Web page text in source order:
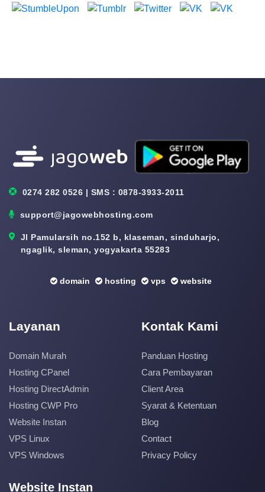
0274 282 0526 | SMS : 0878-3933-2011
support@jagowebhosting.com
Jl Pamularsih no.152 b, klaseman, sinduharjo,
ngaglik, sleman, yogyakarta 55283
domain hosting vps website
Layanan
Domain Murah
Hosting CPanel
Hosting DirectAdmin
Hosting CWP Pro
Website Instan
VPS Linux
VPS Windows
Kontak Kami
Panduan Hosting
Cara Pembayaran
Client Area
Syarat & Ketentuan
Blog
Contact
Privacy Policy
Website Instan